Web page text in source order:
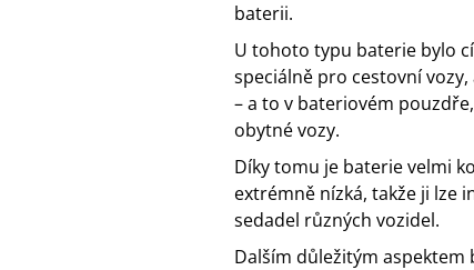
baterii.
U tohoto typu baterie bylo
speciálně pro cestovní
– a to v bateriovém
obytné vozy.
Díky tomu je baterie velmi
extrémně nízká, takže ji lze
sedadel různých vozidel.
Dalším důležitým